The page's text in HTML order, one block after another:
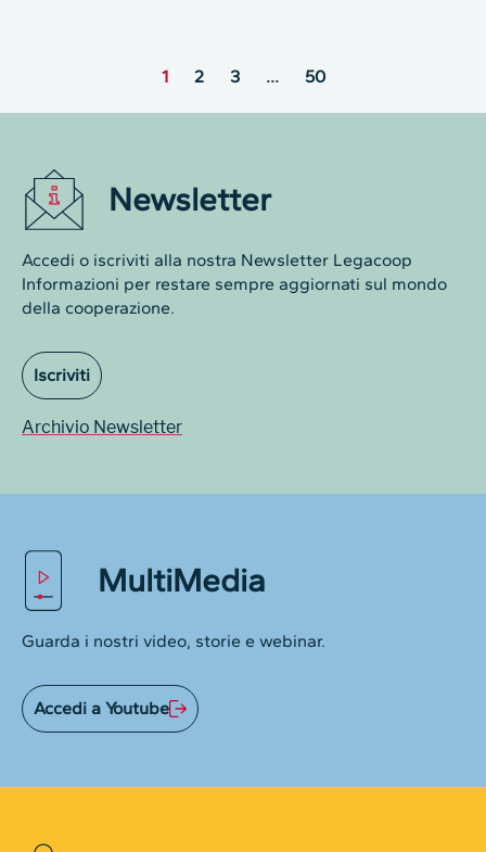
1 2 3 … 50
Newsletter
Accedi o iscriviti alla nostra Newsletter Legacoop
Informazioni per restare sempre aggiornati sul mondo
della cooperazione.
Iscriviti
Archivio Newsletter
MultiMedia
Guarda i nostri video, storie e webinar.
Accedi a Youtube